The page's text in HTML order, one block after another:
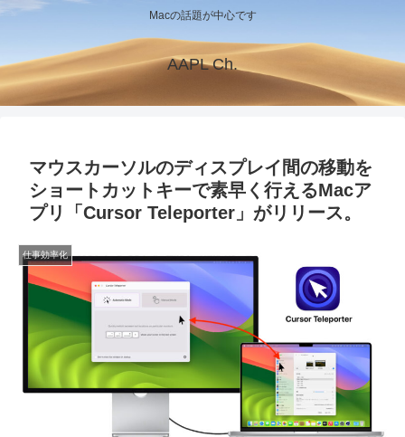
Macの話題が中心です
AAPL Ch.
マウスカーソルのディスプレイ間の移動を
ショートカットキーで素早く行えるMacア
プリ「Cursor Teleporter」がリリース。
仕事効率化